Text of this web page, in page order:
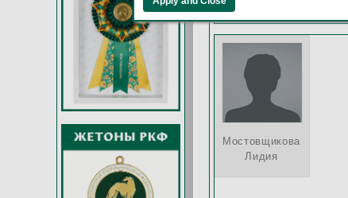
Мостовщикова
Лидия